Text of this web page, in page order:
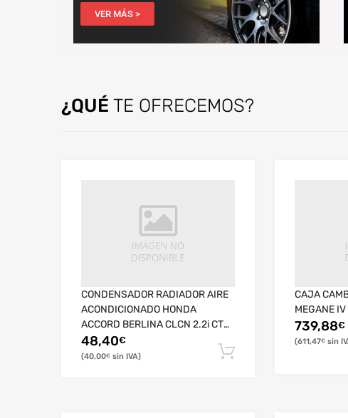
VER MÁS >
¿QUÉ TE OFRECEMOS?
CONDENSADOR RADIADOR AIRE
ACONDICIONADO HONDA
ACCORD BERLINA CLCN 2.2i CTDi
Sport
48,40€
40,00€
CAJA
MEGANE
739,88€
611,47€